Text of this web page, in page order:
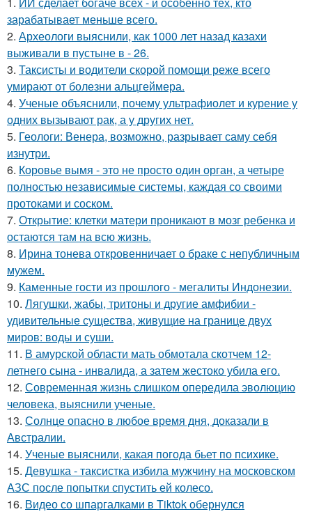
зарабатывает меньше всего.
2. Археологи выяснили, как 1000 лет назад казахи
выживали в пустыне в - 26.
3. Таксисты и водители скорой помощи реже всего
умирают от болезни альцгеймера.
4. Ученые объяснили, почему ультрафиолет и курение у
одних вызывают рак, а у других нет.
5. Геологи: Венера, возможно, разрывает саму себя
изнутри.
6. Коровье вымя - это не просто один орган, а четыре
полностью независимые системы, каждая со своими
протоками и соском.
7. Открытие: клетки матери проникают в мозг ребенка и
остаются там на всю жизнь.
8. Ирина тонева откровенничает о браке с непубличным
мужем.
9. Каменные гости из прошлого - мегалиты Индонезии.
10. Лягушки, жабы, тритоны и другие амфибии -
удивительные существа, живущие на границе двух
миров: воды и суши.
11. В амурской области мать обмотала скотчем 12-
летнего сына - инвалида, а затем жестоко убила его.
12. Современная жизнь слишком опередила эволюцию
человека, выяснили ученые.
13. Солнце опасно в любое время дня, доказали в
Австралии.
14. Ученые выяснили, какая погода бьет по психике.
15. Девушка - таксистка избила мужчину на московском
АЗС после попытки спустить ей колесо.
16. Видео со шпаргалками в Tiktok обернулся